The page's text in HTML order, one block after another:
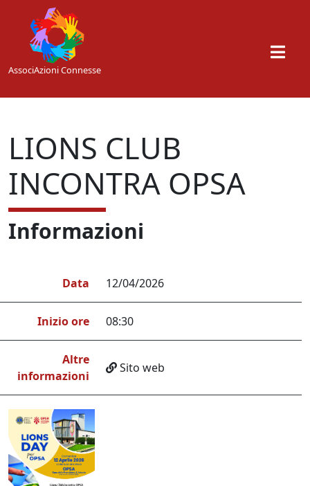
Skip to main content
AssociAzioni Connesse
LIONS CLUB
INCONTRA OPSA
Informazioni
Data 12/04/2026
Inizio ore 08:30
Altre
informazioni
Sito web